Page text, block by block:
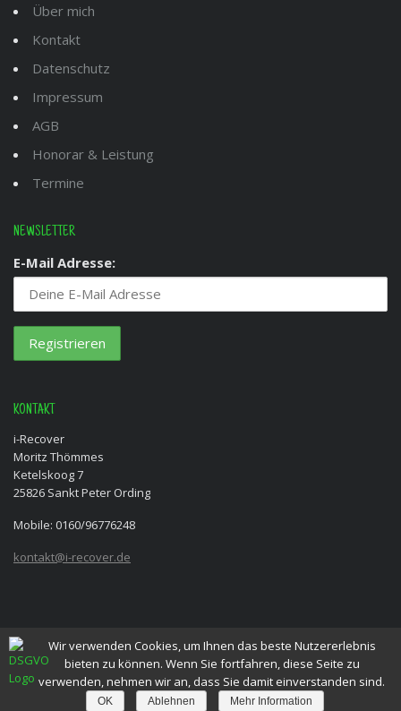
Über mich
Kontakt
Datenschutz
Impressum
AGB
Honorar & Leistung
Termine
NEWSLETTER
E-Mail Adresse:
KONTAKT
i-Recover
Moritz Thömmes
Ketelskoog 7
25826 Sankt Peter Ording
Mobile: 0160/96776248
kontakt@i-recover.de
© 2022 Moritz Thömmes | i-Recover
Link © zu weiteren InhaltenLinktext
Wir verwenden Cookies, um Ihnen das beste Nutzererlebnis
bieten zu können. Wenn Sie fortfahren, diese Seite zu
verwenden, nehmen wir an, dass Sie damit einverstanden sind.
OK Ablehnen Mehr Information